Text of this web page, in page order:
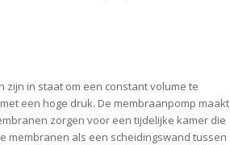
in staat om een constant volume te
een hoge druk. De membraanpomp maakt
zorgen voor een tijdelijke kamer die
membranen als een scheidingswand tussen